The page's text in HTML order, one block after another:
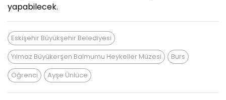
yapabilecek.
Eskişehir Büyükşehir Belediyesi
Yılmaz Büyükerşen Balmumu Heykeller Müzesi
Burs
Öğrenci
Ayşe Ünlüce